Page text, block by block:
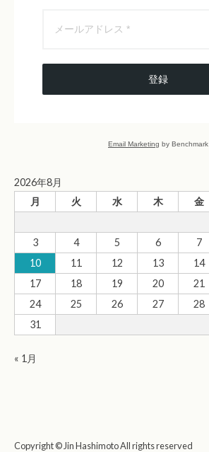
登録
Email Marketing by Benchmark
2026年8月
月
火 水 木 金
3
4 5 6 7
10
11 12 13 14
17
18 19 20 21
24
25 26 27 28
31
« 1月
Copyright © Jin Hashimoto All rights reserved